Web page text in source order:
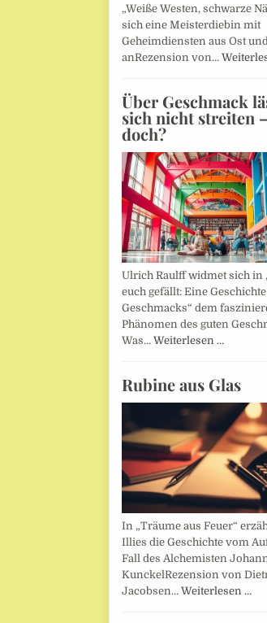
„Weiße Westen, schwarze
sich eine Meisterdiebin mit
Geheimdiensten aus Ost
anRezension von…
Über Geschmack
sich nicht streiten
doch?
Ulrich Raulff widmet sich in
euch gefällt: Eine Geschichte
Geschmacks“ dem
Phänomen des guten
Was… Weiterlesen …
Rubine aus Glas
In „Träume aus Feuer“
Illies die Geschichte vom
Fall des Alchemisten
KunckelRezension von
Jacobsen… Weiterlesen …